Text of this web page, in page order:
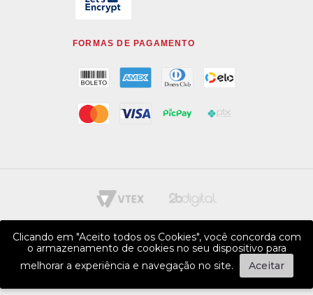
FORMAS DE PAGAMENTO
Clicando em "Aceito todos os Cookies", você concorda com
o armazenamento de cookies no seu dispositivo para
melhorar a experiência e navegação no site.
Aceitar